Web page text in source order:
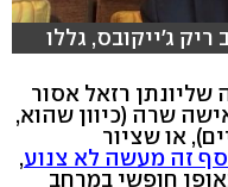
ג'ייקובס, גללו
רזאל אסור
שרה (כיוון שהוא,
או שציור
זה מעשה לא צנוע,
חופשי במרחב